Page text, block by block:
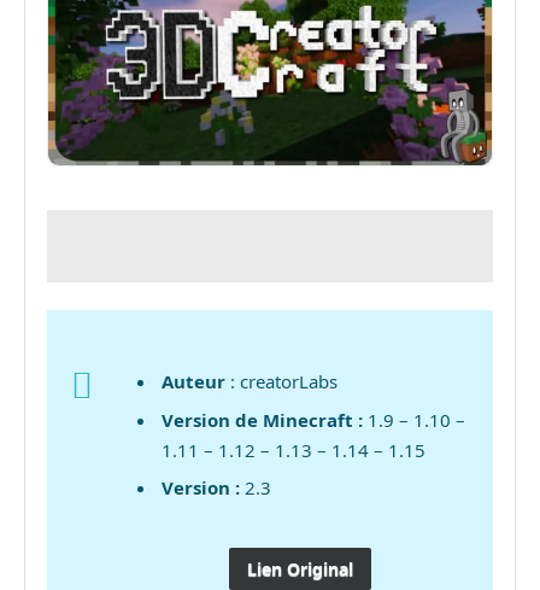
Auteur : creatorLabs
Version de Minecraft : 1.9 – 1.10 –
1.11 – 1.12 – 1.13 – 1.14 – 1.15
Version : 2.3
Lien Original